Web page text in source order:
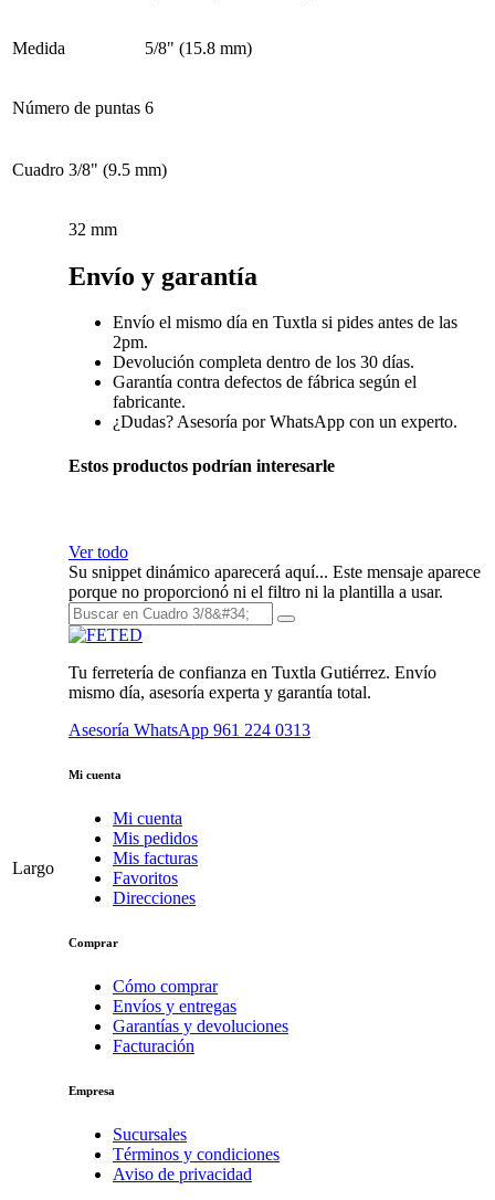
Medida 5/8" (15.8 mm)
Número de puntas 6
Cuadro 3/8" (9.5 mm)
Largo
32 mm
Envío y garantía
Envío el mismo día en Tuxtla si pides antes de las
2pm.
Devolución completa dentro de los 30 días.
Garantía contra defectos de fábrica según el
fabricante.
¿Dudas? Asesoría por WhatsApp con un experto.
Estos productos podrían interesarle
Ver todo
Su snippet dinámico aparecerá aquí... Este mensaje aparece
porque no proporcionó ni el filtro ni la plantilla a usar.
Tu ferretería de confianza en Tuxtla Gutiérrez. Envío
mismo día, asesoría experta y garantía total.
Asesoría WhatsApp 961 224 0313
Mi cuenta
Mi cuenta
Mis pedidos
Mis facturas
Favoritos
Direcciones
Comprar
Cómo comprar
Envíos y entregas
Garantías y devoluciones
Facturación
Empresa
Sucursales
Términos y condiciones
Aviso de privacidad